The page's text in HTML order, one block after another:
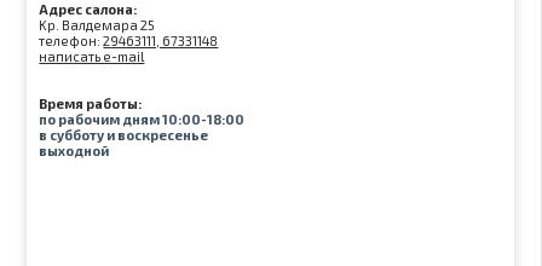
Адрес салона:
Kр. Валдемара 25
телефон:29463111, 67331148
написать e-mail
Время работы:
по рабочим дням 10:00-18:00
в субботу и воскресенье
выходной